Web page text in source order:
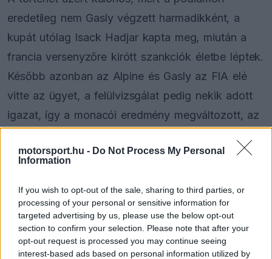
motorsport.hu - Do Not Process My Personal
Information
If you wish to opt-out of the sale, sharing to third parties, or
processing of your personal or sensitive information for
targeted advertising by us, please use the below opt-out
section to confirm your selection. Please note that after your
opt-out request is processed you may continue seeing
interest-based ads based on personal information utilized by
eredetileg nem Gasly végzett harmadikként, a
kupát utólag Isack Hadjar kapta meg, miután a
francia versenyzőre kirótt szankciók életbe léptek.
Később azonban az Alpine és Gasly az FIA elé
vitte az ügyet, a felülvizsgálat pedig nekik adott
igazat, így a monacói eredmény megváltozott, az
helyét.
Video
is
This
is
a
The media could not be loaded, either because
the server or network failed or because the format
is not supported.